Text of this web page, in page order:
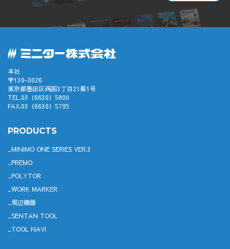
本社
〒130-0026
東京都墨田区両国3丁目21番1号
TEL.03（6630）5800
FAX.03（6630）5795
PRODUCTS
MINIMO ONE SERIES VER.3
PREMO
POLYTOR
WORK MARKER
周辺機器
SENTAN TOOL
TOOL NAVI